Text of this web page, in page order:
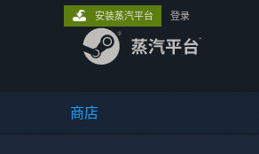
商店
安装蒸汽平台 登录